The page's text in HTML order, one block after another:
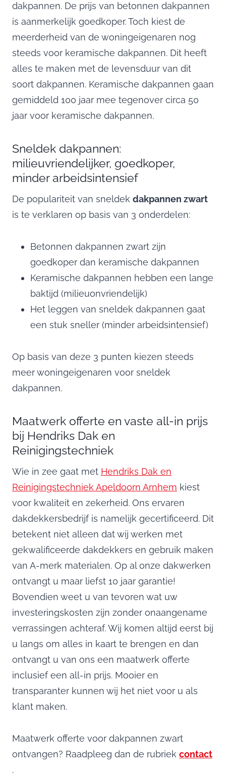
dakpannen. De prijs van betonnen dakpannen
is aanmerkelijk goedkoper. Toch kiest de
meerderheid van de woningeigenaren nog
steeds voor keramische dakpannen. Dit heeft
alles te maken met de levensduur van dit
soort dakpannen. Keramische dakpannen gaan
gemiddeld 100 jaar mee tegenover circa 50
jaar voor keramische dakpannen.
Sneldek dakpannen:
milieuvriendelijker, goedkoper,
minder arbeidsintensief
De populariteit van sneldek dakpannen zwart
is te verklaren op basis van 3 onderdelen:
Betonnen dakpannen zwart zijn
goedkoper dan keramische dakpannen
Keramische dakpannen hebben een lange
baktijd (milieuonvriendelijk)
Het leggen van sneldek dakpannen gaat
een stuk sneller (minder arbeidsintensief)
Op basis van deze 3 punten kiezen steeds
meer woningeigenaren voor sneldek
dakpannen.
Maatwerk offerte en vaste all-in prijs
bij Hendriks Dak en
Reinigingstechniek
Wie in zee gaat met Hendriks Dak en
Reinigingstechniek Apeldoorn Arnhem kiest
voor kwaliteit en zekerheid. Ons ervaren
dakdekkersbedrijf is namelijk gecertificeerd. Dit
betekent niet alleen dat wij werken met
gekwalificeerde dakdekkers en gebruik maken
van A-merk materialen. Op al onze dakwerken
ontvangt u maar liefst 10 jaar garantie!
Bovendien weet u van tevoren wat uw
investeringskosten zijn zonder onaangename
verrassingen achteraf. Wij komen altijd eerst bij
u langs om alles in kaart te brengen en dan
ontvangt u van ons een maatwerk offerte
inclusief een all-in prijs. Mooier en
transparanter kunnen wij het niet voor u als
klant maken.
Maatwerk offerte voor dakpannen zwart
ontvangen? Raadpleeg dan de rubriek contact
.